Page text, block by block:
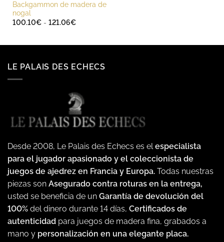
Backgammon de madera de
nogal
100.10€ - 121.06€Rango
LE PALAIS DES ECHECS
Desde 2008, Le Palais des Echecs es el especialista
para el jugador apasionado y el coleccionista de
juegos de ajedrez en Francia y Europa. Todas nuestras
piezas son Asegurado contra roturas en la entrega,
usted se beneficia de un Garantía de devolución del
100% del dinero durante 14 días, Certificados de
autenticidad para juegos de madera fina, grabados a
mano y personalización en una elegante placa.